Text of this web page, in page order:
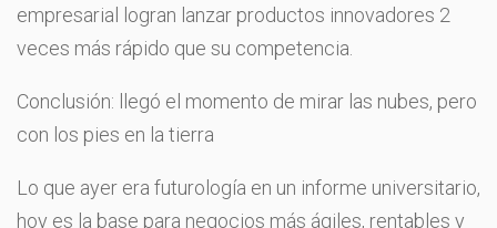
empresarial logran lanzar productos innovadores 2
veces más rápido que su competencia.
Conclusión: llegó el momento de mirar las nubes, pero
con los pies en la tierra
Lo que ayer era futurología en un informe universitario,
hoy es la base para negocios más ágiles, rentables y